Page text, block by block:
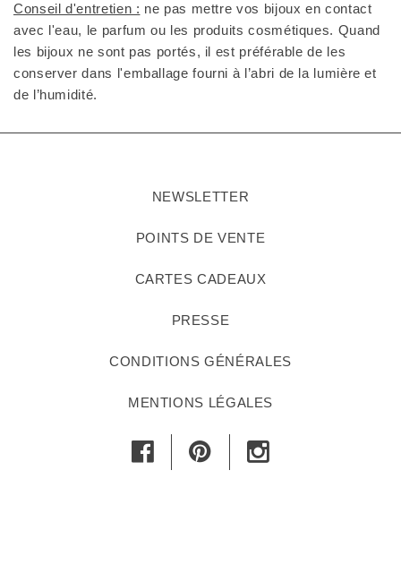
Conseil d'entretien : ne pas mettre vos bijoux en contact
avec l'eau, le parfum ou les produits cosmétiques. Quand
les bijoux ne sont pas portés, il est préférable de les
conserver dans l'emballage fourni à l’abri de la lumière et
de l’humidité.
NEWSLETTER
POINTS DE VENTE
CARTES CADEAUX
PRESSE
CONDITIONS GÉNÉRALES
MENTIONS LÉGALES